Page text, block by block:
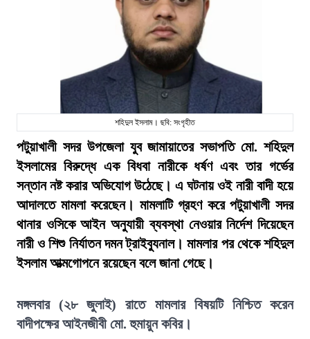
শহিদুল ইসলাম। ছবি: সংগৃহীত
পটুয়াখালী সদর উপজেলা যুব জামায়াতের সভাপতি মো. শহিদুল
ইসলামের বিরুদ্ধে এক বিধবা নারীকে ধর্ষণ এবং তার গর্ভের
সন্তান নষ্ট করার অভিযোগ উঠেছে। এ ঘটনায় ওই নারী বাদী হয়ে
আদালতে মামলা করেছেন। মামলাটি গ্রহণ করে পটুয়াখালী সদর
থানার ওসিকে আইন অনুযায়ী ব্যবস্থা নেওয়ার নির্দেশ দিয়েছেন
নারী ও শিশু নির্যাতন দমন ট্রাইব্যুনাল। মামলার পর থেকে শহিদুল
ইসলাম আত্মগোপনে রয়েছেন বলে জানা গেছে।
মঙ্গলবার (২৮ জুলাই) রাতে মামলার বিষয়টি নিশ্চিত করেন
বাদীপক্ষের আইনজীবী মো. হুমায়ুন কবির।